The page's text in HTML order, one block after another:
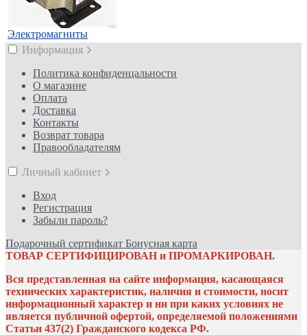
Электромагниты
Информация
Политика конфиденцальности
О магазине
Оплата
Доставка
Контакты
Возврат товара
Правообладателям
Личный кабинет
Вход
Регистрация
Забыли пароль?
Подарочный сертификат Бонусная карта
ТОВАР СЕРТИФИЦИРОВАН и ПРОМАРКИРОВАН.
Вся представленная на сайте информация, касающаяся
технических характеристик, наличия и стоимости, носит
информационный характер и ни при каких условиях не
является публичной офертой, определяемой положениями
Статьи 437(2) Гражданского кодекса РФ.